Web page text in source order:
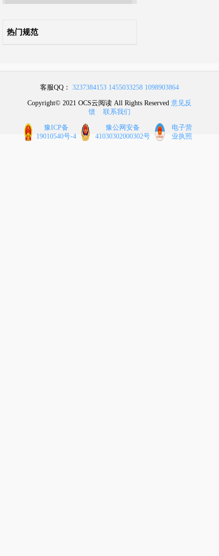
热门规范
客服QQ： 3237384153 1455033258 1098903864
Copyright© 2021 OCS云阅读 All Rights Reserved 意见反
馈
联系我们
豫ICP备
19010540号-4
豫公网安备
41030302000302号
电子营
业执照